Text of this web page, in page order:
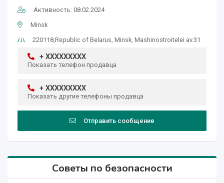
Активность: 08.02.2024
Minsk
220118,Republic of Belarus, Minsk, Mashinostroitelei av.31
+ XXXXXXXXX
Показать телефон продавца
+ XXXXXXXXX
Показать другие телефоны продавца
Отправить сообщение
Советы по безопасности